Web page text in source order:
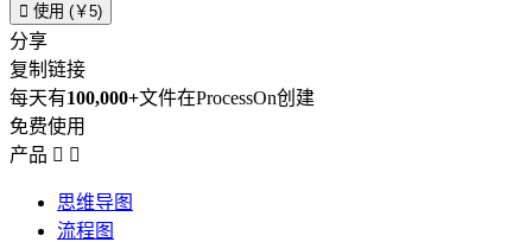
 使用 (￥5)
分享
复制链接
每天有100,000+文件在ProcessOn创建
免费使用
产品  
思维导图
流程图